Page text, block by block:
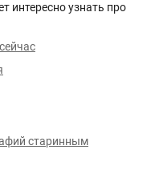
интересно узнать про
старинным